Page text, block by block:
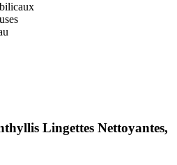
Lingettes Nettoyantes,